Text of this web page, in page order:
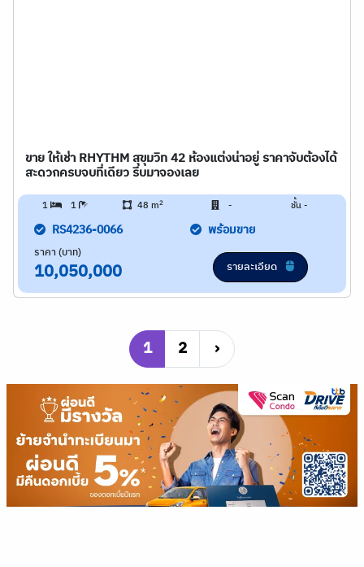
ขาย ให้เช่า RHYTHM สุขุมวิท 42 ห้องแต่งน่าอยู่ ราคาจับต้องได้
สะดวกครบจบที่เดียว รีบมาจองเลย
1 1 48 m2 - ชั้น -
RS4236-0066 พร้อมขาย
ราคา (บาท)
10,050,000 รายละเอียด
1 2 ›